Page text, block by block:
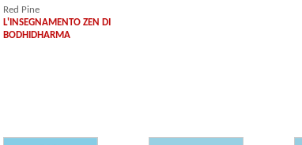
Red Pine
L'INSEGNAMENTO ZEN DI
BODHIDHARMA